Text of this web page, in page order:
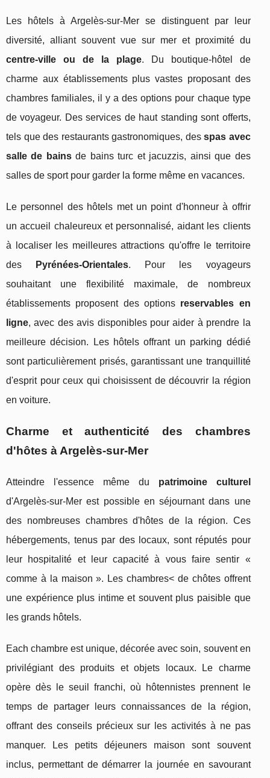
Les hôtels à Argelès-sur-Mer se distinguent par leur
diversité, alliant souvent vue sur mer et proximité du
centre-ville ou de la plage. Du boutique-hôtel de
charme aux établissements plus vastes proposant des
chambres familiales, il y a des options pour chaque type
de voyageur. Des services de haut standing sont offerts,
tels que des restaurants gastronomiques, desspas avec
salle de bainsde bains turc et jacuzzis, ainsi que des
salles de sport pour garder la forme même en vacances.
Le personnel des hôtels met un point d'honneur à offrir
un accueil chaleureux et personnalisé, aidant les clients
à localiser les meilleures attractions qu'offre le territoire
des
Pyrénées-Orientales. Pour les voyageurs
souhaitant une flexibilité maximale, de nombreux
établissements proposent des options reservables en
ligne, avec des avis disponibles pour aider à prendre la
meilleure décision. Les hôtels offrant un parking dédié
sont particulièrement prisés, garantissant une tranquillité
d'esprit pour ceux qui choisissent de découvrir la région
en voiture.
Charme et authenticité des chambres
d'hôtes à Argelès-sur-Mer
Atteindre l'essence même du patrimoine culturel
d'Argelès-sur-Mer est possible en séjournant dans une
des nombreuses chambres d'hôtes de la région. Ces
hébergements, tenus par des locaux, sont réputés pour
leur hospitalité et leur capacité à vous faire sentir «
comme à la maison ». Les chambres< de chôtes offrent
une expérience plus intime et souvent plus paisible que
les grands hôtels.
Each chambre est unique, décorée avec soin, souvent en
privilégiant des produits et objets locaux. Le charme
opère dès le seuil franchi, où hôtennistes prennent le
temps de partager leurs connaissances de la région,
offrant des conseils précieux sur les activités à ne pas
manquer. Les petits déjeuners maison sont souvent
inclus, permettant de démarrer la journée en savourant